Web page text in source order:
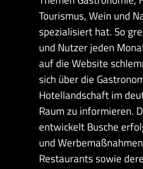
Tourismus, Wein und
spezialisiert hat. So
und Nutzer jeden
auf die Website
sich über die
Hotellandschaft im
Raum zu informieren.
entwickelt Busche
und
Restaurants sowie